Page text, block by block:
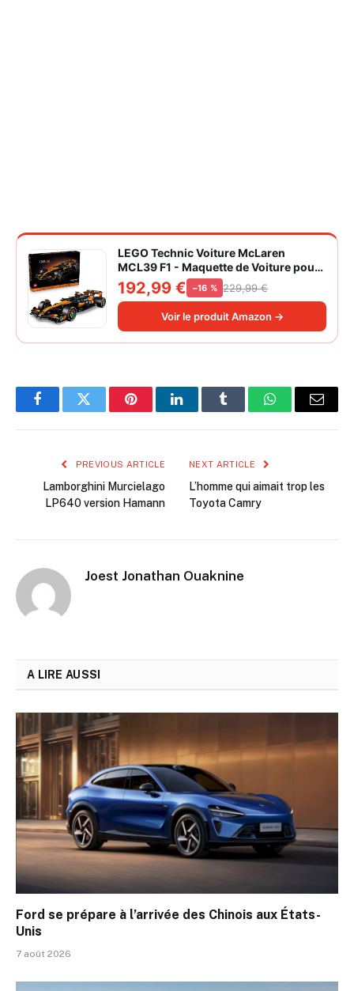
LEGO Technic Voiture McLaren
MCL39 F1 - Maquette de Voiture pour
Adulte - Set de Construction Formule 1
Collector - Moteur V6 & Différentiel -
Idée Cadeau pour Fans de Sport
Automobile 42228
192,99 € −16 % 229,99 €
Voir le produit Amazon →
FacebookTwitter PinterestLinkedInTumblr WhatsAppEmail
PREVIOUS ARTICLE
Lamborghini Murcielago
LP640 version Hamann
NEXT ARTICLE
L’homme qui aimait trop les
Toyota Camry
Joest Jonathan Ouaknine
A LIRE AUSSI
Ford se prépare à l’arrivée des Chinois aux États-
Unis
7 août 2026